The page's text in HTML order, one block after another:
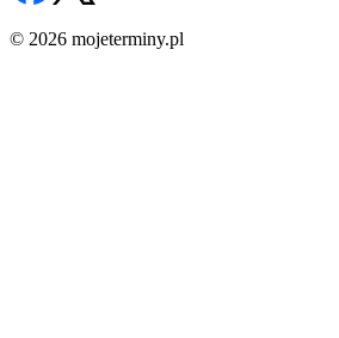
© 2026 mojeterminy.pl